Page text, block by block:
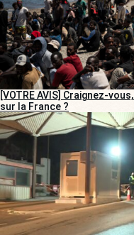
[VOTRE AVIS] Craignez-
sur la France ?